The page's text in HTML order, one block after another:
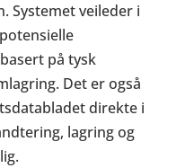
Systemet veileder i
på tysk
Det er også
direkte i
lagring og